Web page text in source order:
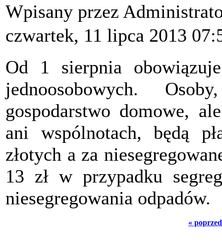
Wpisany przez
czwartek, 11 lipca 2013
Od 1 sierpnia
jednoosobowych.
gospodarstwo domowe,
ani wspólnotach, będą
złotych a za
13 zł w przypadku
niesegregowania odpadów.
«